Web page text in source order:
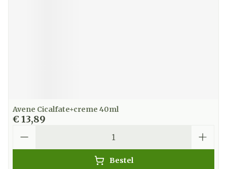
Avene Cicalfate+creme 40ml
€ 13,89
Bestel